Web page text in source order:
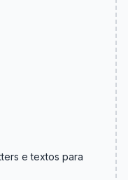
e textos para